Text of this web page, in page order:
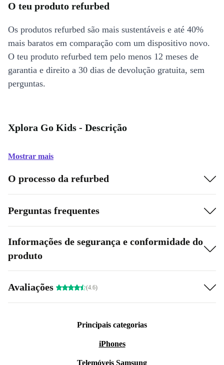
O teu produto refurbed
Os produtos refurbed são mais sustentáveis e até 40%
mais baratos em comparação com um dispositivo novo.
O teu produto refurbed tem pelo menos 12 meses de
garantia e direito a 30 dias de devolução gratuita, sem
perguntas.
Xplora Go Kids - Descrição
Mostrar mais
O processo da refurbed
Perguntas frequentes
Informações de segurança e conformidade do
produto
Avaliações (4.6)
Principais categorias
iPhones
Telemóveis Samsung